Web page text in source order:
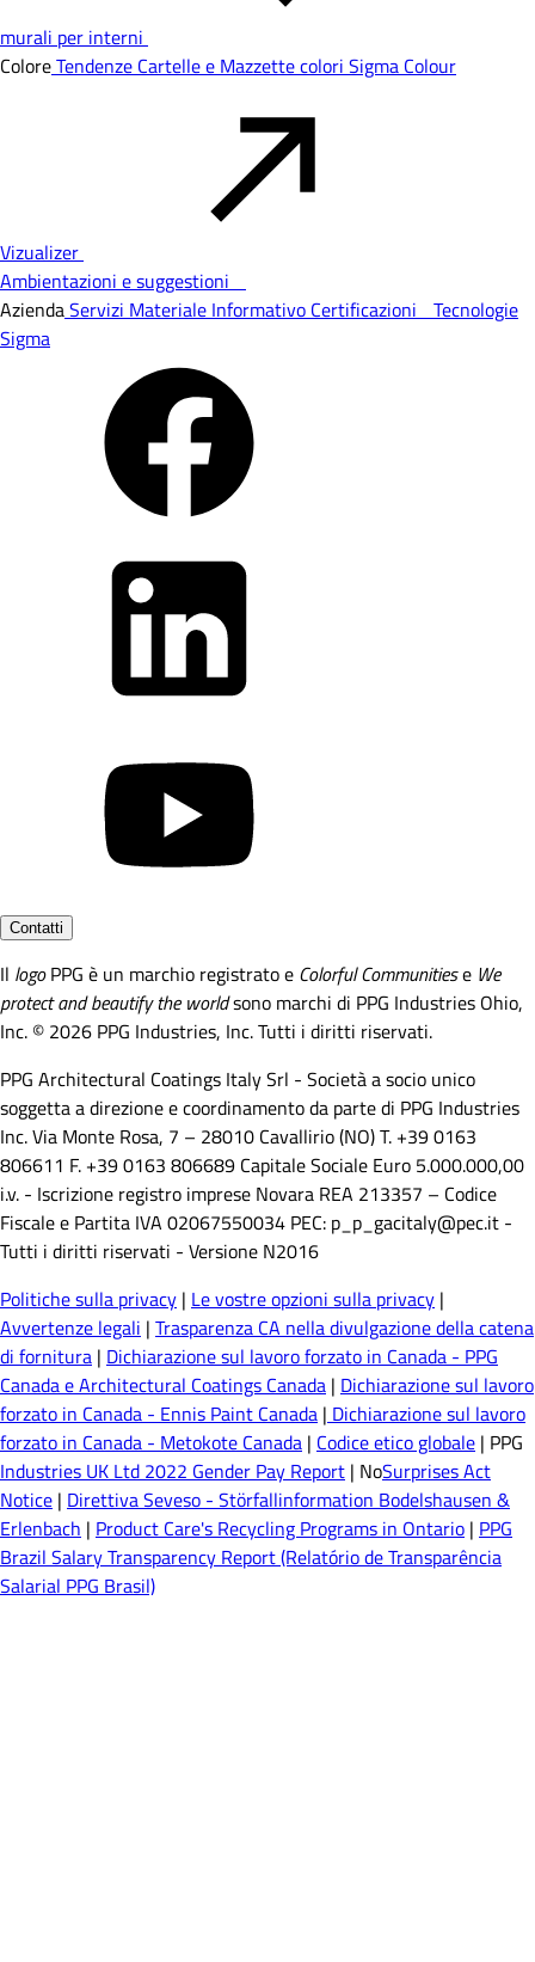
murali per interni
ColoreTendenze Cartelle e Mazzette colori Sigma Colour
Vizualizer
Ambientazioni e suggestioni
AziendaServizi Materiale Informativo Certificazioni Tecnologie
Sigma
Contatti
Il logoPPG è un marchio registrato e Colorful Communitiese We
protect and beautify the worldsono marchi di PPG Industries Ohio,
Inc. © 2026 PPG Industries, Inc. Tutti i diritti riservati.
PPG Architectural Coatings Italy Srl - Società a socio unico
soggetta a direzione e coordinamento da parte di PPG Industries
Inc. Via Monte Rosa, 7 – 28010 Cavallirio (NO) T. +39 0163
806611 F. +39 0163 806689 Capitale Sociale Euro 5.000.000,00
i.v. - Iscrizione registro imprese Novara REA 213357 – Codice
Fiscale e Partita IVA 02067550034 PEC: p_p_gacitaly@pec.it -
Tutti i diritti riservati - Versione N2016
Politiche sulla privacy | Le vostre opzioni sulla privacy |
Avvertenze legali | Trasparenza CA nella divulgazione della catena
di fornitura | Dichiarazione sul lavoro forzato in Canada - PPG
Canada e Architectural Coatings Canada | Dichiarazione sul lavoro
forzato in Canada - Ennis Paint Canada | Dichiarazione sul lavoro
forzato in Canada - Metokote Canada | Codice etico globale | PPG
Industries UK Ltd 2022 Gender Pay Report | NoSurprises Act
Notice | Direttiva Seveso - Störfallinformation Bodelshausen &
Erlenbach | Product Care's Recycling Programs in Ontario | PPG
Brazil Salary Transparency Report (Relatório de Transparência
Salarial PPG Brasil)